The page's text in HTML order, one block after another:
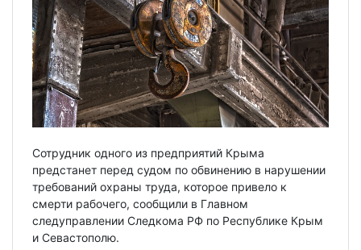
Сотрудник одного из предприятий Крыма
предстанет перед судом по обвинению в нарушении
требований охраны труда, которое привело к
смерти рабочего, сообщили в Главном
следуправлении Следкома РФ по Республике Крым
и Севастополю.